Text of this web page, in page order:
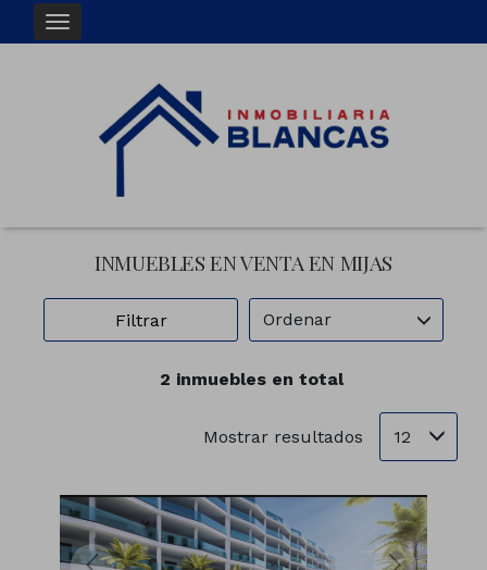
INMUEBLES EN VENTA EN MIJAS
Filtrar Ordenar
2 inmuebles en total
Mostrar resultados 12